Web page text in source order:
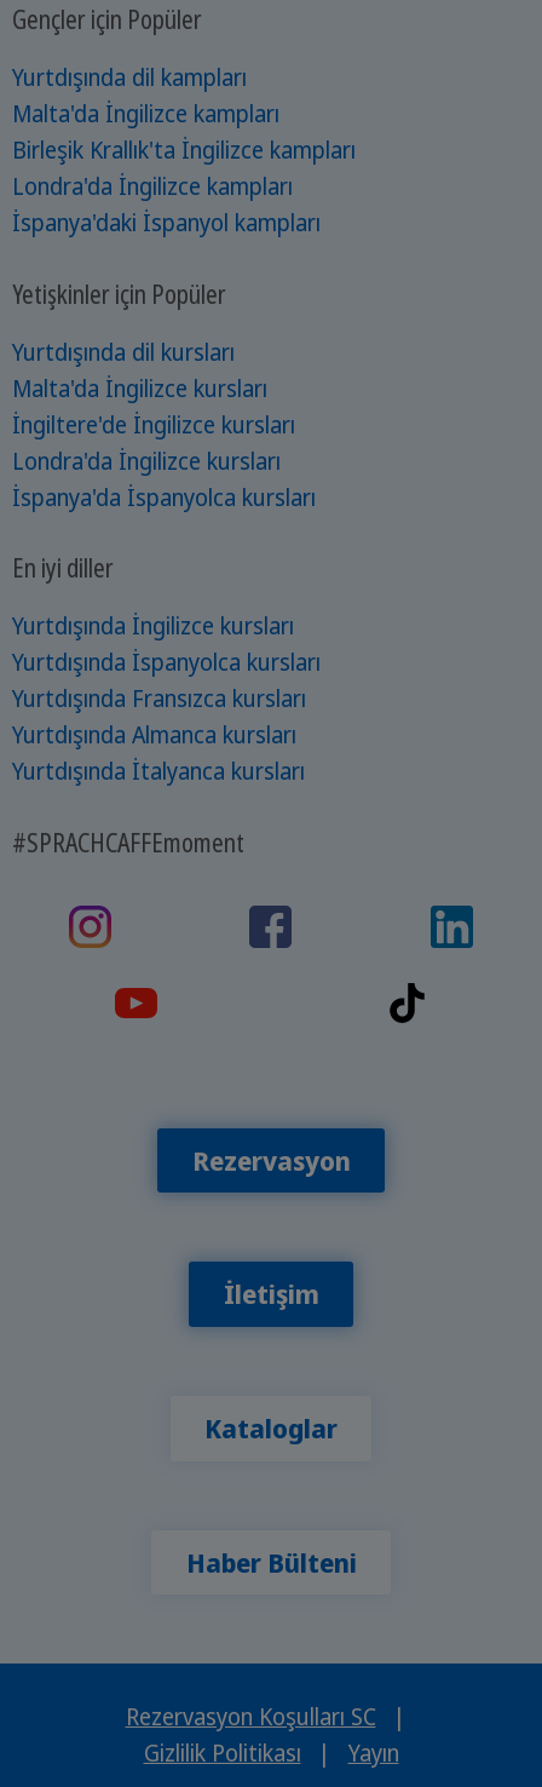
Gençler için Popüler
Yurtdışında dil kampları
Malta'da İngilizce kampları
Birleşik Krallık'ta İngilizce kampları
Londra'da İngilizce kampları
İspanya'daki İspanyol kampları
Yetişkinler için Popüler
Yurtdışında dil kursları
Malta'da İngilizce kursları
İngiltere'de İngilizce kursları
Londra'da İngilizce kursları
İspanya'da İspanyolca kursları
En iyi diller
Yurtdışında İngilizce kursları
Yurtdışında İspanyolca kursları
Yurtdışında Fransızca kursları
Yurtdışında Almanca kursları
Yurtdışında İtalyanca kursları
#SPRACHCAFFEmoment
Rezervasyon
İletişim
Kataloglar
Haber Bülteni
Rezervasyon Koşulları SC
|
Gizlilik Politikası
| Yayın